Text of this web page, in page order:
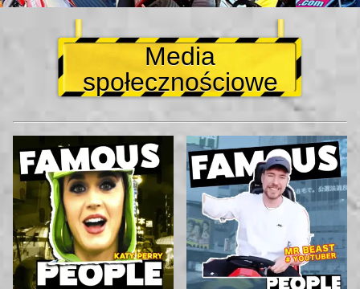
Media
społecznościowe